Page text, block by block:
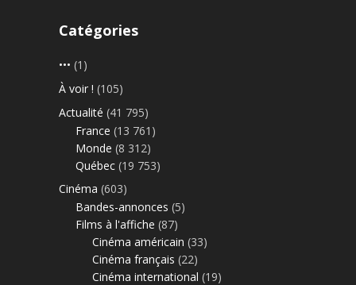
Catégories
••• (1)
À voir ! (105)
Actualité (41 795)
France (13 761)
Monde (8 312)
Québec (19 753)
Cinéma (603)
Bandes-annonces (5)
Films à l'affiche (87)
Cinéma américain (33)
Cinéma français (22)
Cinéma international (19)